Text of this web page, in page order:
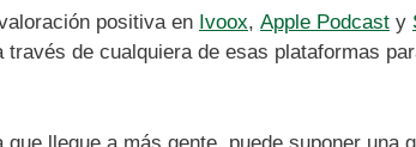
positiva en Ivoox, Apple Podcast y
de cualquiera de esas plataformas
llegue a más gente, puede suponer una